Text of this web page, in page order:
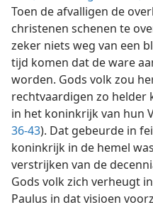
Toen de afvalligen de
christenen schenen te
zeker niets weg van een
tijd komen dat de ware
worden. Gods volk zou
rechtvaardigen zo helder
in het koninkrijk van hun
36-43). Dat gebeurde in
koninkrijk in de hemel
verstrijken van de
Gods volk zich verheugt
Paulus in dat visioen